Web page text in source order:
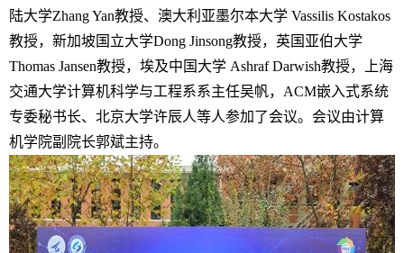
陆大学Zhang Yan教授、澳大利亚墨尔本大学 Vassilis Kostakos
教授，新加坡国立大学Dong Jinsong教授，英国亚伯大学
Thomas Jansen教授，埃及中国大学 Ashraf Darwish教授，上海
交通大学计算机科学与工程系系主任吴帆， ACM嵌入式系统
专委秘书长、北京大学许辰人等人参加了会议。会议由计算
机学院副院长郭斌主持。